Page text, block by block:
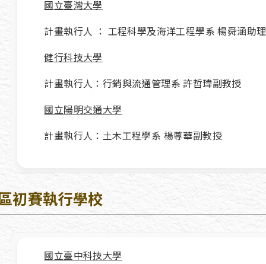
國立臺灣大學
計畫執行人 ： 工程科學及海洋工程學系 楊舜涵助
健行科技大學
計畫執行人：行銷與流通管理系 許哲瑋副教授
國立陽明交通大學
計畫執行人：土木工程學系 楊尊華副教授
初賽執行學校
國立臺中科技大學